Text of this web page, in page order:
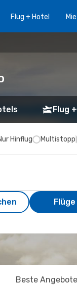
Flug + Hotel
Flug
Hinflug Multistopp
Beste Angebote